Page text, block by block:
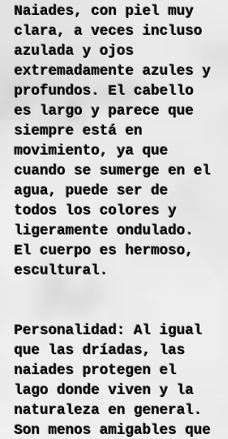
Naiades, con piel muy
clara, a veces incluso
azulada y ojos
extremadamente azules y
profundos. El cabello
es largo y parece que
siempre está en
movimiento, ya que
cuando se sumerge en el
agua, puede ser de
todos los colores y
ligeramente ondulado.
El cuerpo es hermoso,
escultural.
Personalidad: Al igual
que las dríadas, las
naiades protegen el
lago donde viven y la
naturaleza en general.
Son menos amigables que